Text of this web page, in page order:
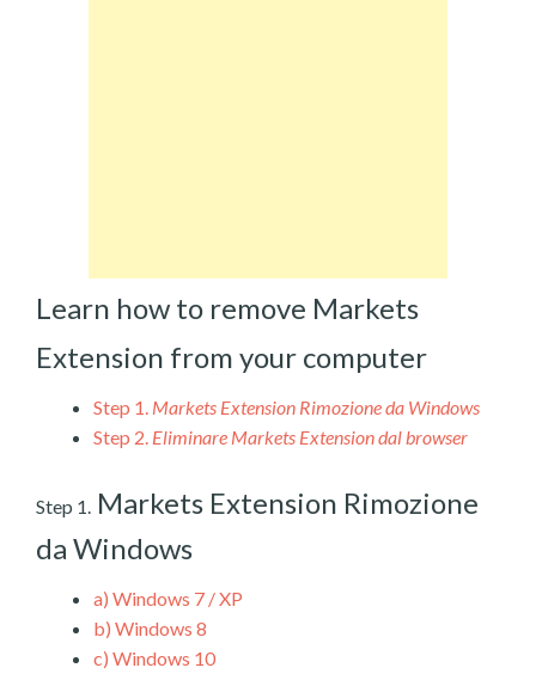
Learn how to remove Markets
Extension from your computer
Step 1. Markets Extension Rimozione da Windows
Step 2. Eliminare Markets Extension dal browser
Step 1. Markets Extension Rimozione
da Windows
a) Windows 7 / XP
b) Windows 8
c) Windows 10